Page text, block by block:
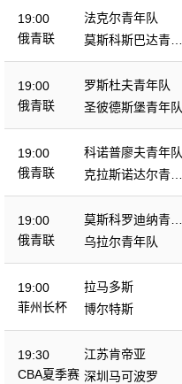
19:00
俄青联
法克尔青年队
莫斯科斯巴达青年
队
19:00
俄青联
罗斯杜夫青年队
圣彼德斯堡青年队
19:00
俄青联
科诺普廖夫青年队
克拉斯诺达尔青年
队
19:00
俄青联
莫斯科罗迪纳青年
队
乌拉尔青年队
19:00
菲州长杯
拉马多斯
博尔特斯
19:30
CBA夏季赛
江苏肯帝亚
深圳马可波罗